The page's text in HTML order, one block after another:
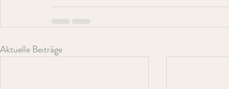
Aktuelle Beiträge